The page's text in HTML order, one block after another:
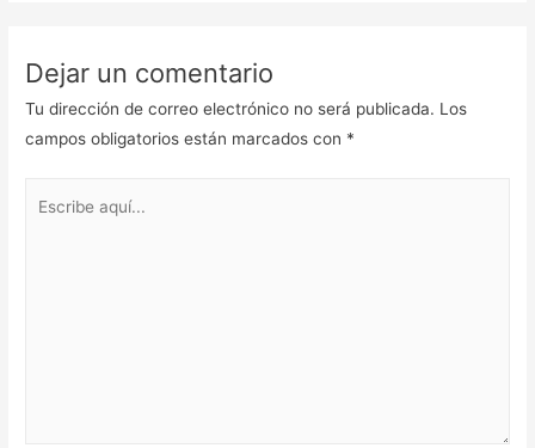
Dejar un comentario
Tu dirección de correo electrónico no será publicada. Los
campos obligatorios están marcados con *